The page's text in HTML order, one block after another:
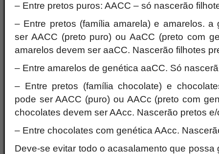
– Entre pretos puros: AACC – só nascerão
– Entre pretos (família amarela) e amarelos. a
ser AACC (preto puro) ou AaCC (preto com
amarelos devem ser aaCC. Nascerão filhotes
– Entre amarelos de genética aaCC. Só
– Entre pretos (família chocolate) e
pode ser AACC (puro) ou AACc (preto com
chocolates devem ser AAcc. Nascerão pretos
– Entre chocolates com genética AAcc.
Deve-se evitar todo o acasalamento que possa